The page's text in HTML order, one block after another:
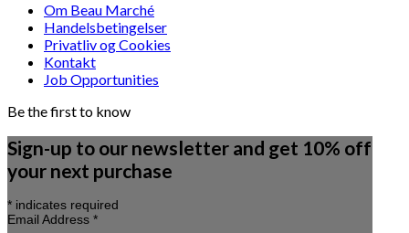
Om Beau Marché
Handelsbetingelser
Privatliv og Cookies
Kontakt
Job Opportunities
Be the first to know
Sign-up to our newsletter and get 10% off
your next purchase
* indicates required
Email Address *